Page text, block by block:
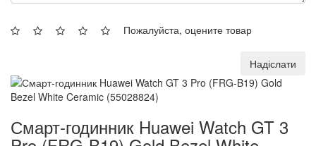
Пожалуйста, оцените товар
Надіслати
Смарт-годинник Huawei Watch GT 3